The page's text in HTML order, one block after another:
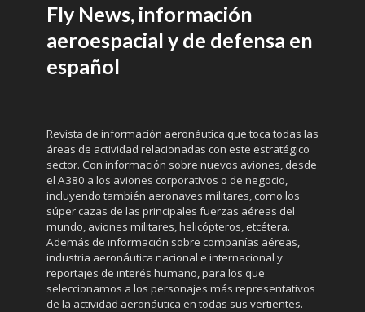
Fly News, información
aeroespacial y de defensa en
español
Revista de información aeronáutica que toca todas las
áreas de actividad relacionadas con este estratégico
sector. Con información sobre nuevos aviones, desde
el A380 a los aviones corporativos o de negocio,
incluyendo también aeronaves militares, como los
súper cazas de las principales fuerzas aéreas del
mundo, aviones militares, helicópteros, etcétera.
Además de información sobre compañías aéreas,
industria aeronáutica nacional e internacional y
reportajes de interés humano, para los que
seleccionamos a los personajes más representativos
de la actividad aeronáutica en todas sus vertientes.